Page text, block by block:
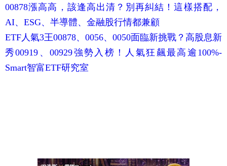
00878漲高高，該逢高出清？別再糾結！這樣搭配，
AI、ESG、半導體、金融股行情都兼顧
ETF人氣3王00878、0056、0050面臨新挑戰？高股息新
秀00919、00929強勢入榜！人氣狂飆最高逾100%-
Smart智富ETF研究室